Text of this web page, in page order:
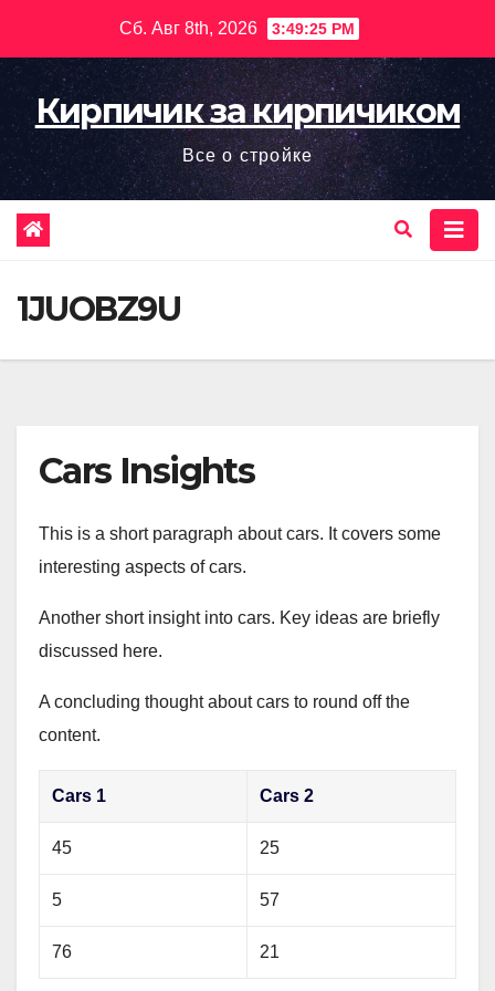
содержимому
Сб. Авг 8th, 2026 3:49:27 PM
Кирпичик за кирпичиком
Все о стройке
1JUOBZ9U
Cars Insights
This is a short paragraph about cars. It covers some
interesting aspects of cars.
Another short insight into cars. Key ideas are briefly
discussed here.
A concluding thought about cars to round off the
content.
Cars 1 Cars 2
45 25
5 57
76 21